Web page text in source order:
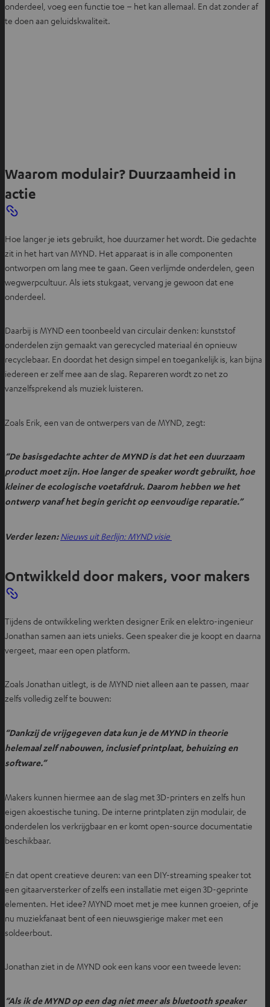
onderdeel, voeg een functie toe – het kan allemaal. En dat zonder af
te doen aan geluidskwaliteit.
Waarom modulair? Duurzaamheid in
actie
Hoe langer je iets gebruikt, hoe duurzamer het wordt. Die gedachte
zit in het hart van MYND. Het apparaat is in alle componenten
ontworpen om lang mee te gaan. Geen verlijmde onderdelen, geen
wegwerpcultuur. Als iets stukgaat, vervang je gewoon dat ene
onderdeel.
Daarbij is MYND een toonbeeld van circulair denken: kunststof
onderdelen zijn gemaakt van gerecycled materiaal én opnieuw
recyclebaar. En doordat het design simpel en toegankelijk is, kan bijna
iedereen er zelf mee aan de slag. Repareren wordt zo net zo
vanzelfsprekend als muziek luisteren.
Zoals Erik, een van de ontwerpers van de MYND, zegt:
“De basisgedachte achter de MYND is dat het een duurzaam
product moet zijn. Hoe langer de speaker wordt gebruikt, hoe
kleiner de ecologische voetafdruk. Daarom hebben we het
ontwerp vanaf het begin gericht op eenvoudige reparatie.”
Verder lezen: Nieuws uit Berlijn: MYND visie
Ontwikkeld door makers, voor makers
Tijdens de ontwikkeling werkten designer Erik en elektro-ingenieur
Jonathan samen aan iets unieks. Geen speaker die je koopt en daarna
vergeet, maar een open platform.
Zoals Jonathan uitlegt, is de MYND niet alleen aan te passen, maar
zelfs volledig zelf te bouwen:
“Dankzij de vrijgegeven data kun je de MYND in theorie
helemaal zelf nabouwen, inclusief printplaat, behuizing en
software.”
Makers kunnen hiermee aan de slag met 3D-printers en zelfs hun
eigen akoestische tuning. De interne printplaten zijn modulair, de
onderdelen los verkrijgbaar en er komt open-source documentatie
beschikbaar.
En dat opent creatieve deuren: van een DIY-streaming speaker tot
een gitaarversterker of zelfs een installatie met eigen 3D-geprinte
elementen. Het idee? MYND moet met je mee kunnen groeien, of je
nu muziekfanaat bent of een nieuwsgierige maker met een
soldeerbout.
Jonathan ziet in de MYND ook een kans voor een tweede leven:
“Als ik de MYND op een dag niet meer als bluetooth speaker